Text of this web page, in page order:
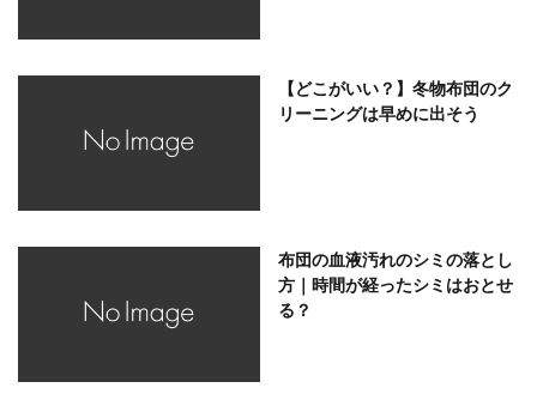
【どこがいい？】冬物布団のク
リーニングは早めに出そう
布団の血液汚れのシミの落とし
方｜時間が経ったシミはおとせ
る？